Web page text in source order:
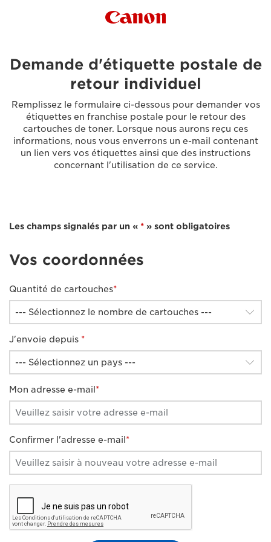
Canon Logo
Demande d'étiquette postale de
retour individuel
Remplissez le formulaire ci-dessous pour demander vos
étiquettes en franchise postale pour le retour des
cartouches de toner. Lorsque nous aurons reçu ces
informations, nous vous enverrons un e-mail contenant
un lien vers vos étiquettes ainsi que des instructions
concernant l'utilisation de ce service.
Les champs signalés par un « * » sont obligatoires
Vos coordonnées
Quantité de cartouches*
J'envoie depuis *
Mon adresse e-mail *
Confirmer l'adresse e-mail *